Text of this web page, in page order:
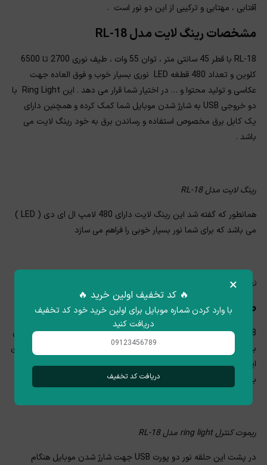
آفتابی ، مهتابی و ترکیبی از این دو نور است .
مشخصات رینگ لایت مدل RL-18
RL-18 با قطر 45 سانتی متر ، توان 55 وات ، طیف نوری 2700 تا 6500
کلوین و تعداد 480 قطغه LED نوری بسیار خوب و فوق العاده جهت
عکاسی و تولید محتوا و … در اختیار شما قرار می دهد . این Ring Light با
دو خروجی USB به شارژ شدن موبایل شما کمک کرده و همچنین دارای
یک کابل برق مخصوص استفاده و رساندن برق به خود رینگ لایت می
باشد .
رینگ لایت مدل RL-18
همانطور که گفته شد این رینگ لایت دارای 480 لامپ ال ای دی ( LED )
می باشد که برای شما نور بسیار خوبی را فراهم می سازد
تعداد 480 لامپ LED در Ring Light مدل RL-18
طراحی RL-18
RL-18 دارای قطر بیرونی 45 سانتی متر بوده که هم به وسیله ریموت کنترل
به صورت جداگانه و همچنین با داشتن دو دیمر یا ولوم تعبیه شده بر روی
این رینگ لایت قابلیت تنظیم شدت نور و طیف نور را دارا می باشد و شما
به راحتی می توانید از آن استفاده کنید .
ریموت کنترل ring light مدل RL-18
در پشت این حلقه نور دو پورت USB جهت شارژ شدن موبایل هنگام
× 🔥 کد تخفیف اولین خرید 🔥
با وارد کردن شماره موبایل برای اولین خرید خود کد تخفیف
دریافت کنید
دریافت کد تخفیف